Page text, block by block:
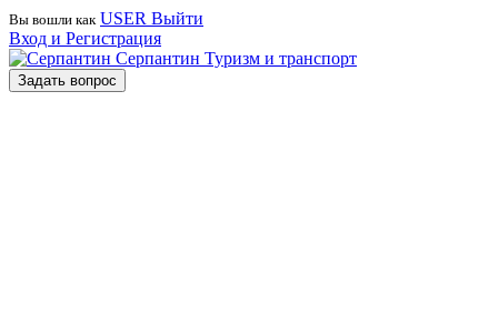
Вы вошли как USER Выйти
Вход и Регистрация
Серпантин Туризм и транспорт
Задать вопрос